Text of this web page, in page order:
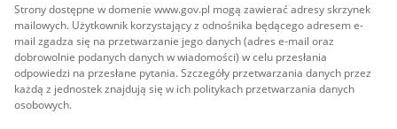
Strony dostępne w domenie www.gov.pl mogą zawierać adresy skrzynek
mailowych. Użytkownik korzystający z odnośnika będącego adresem e-
mail zgadza się na przetwarzanie jego danych (adres e-mail oraz
dobrowolnie podanych danych w wiadomości) w celu przesłania
odpowiedzi na przesłane pytania. Szczegóły przetwarzania danych przez
każdą z jednostek znajdują się w ich politykach przetwarzania danych
osobowych.